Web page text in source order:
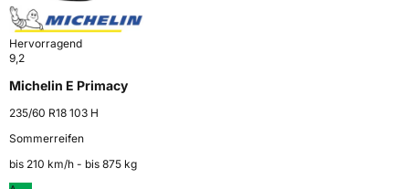
Hervorragend
9,2
Michelin E Primacy
235/60 R18 103 H
Sommerreifen
bis 210 km⁠/⁠h - bis 875 kg